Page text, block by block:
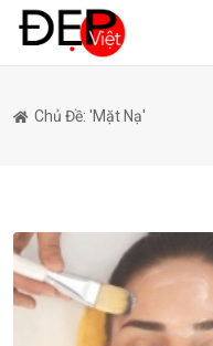
Chủ Đề: 'mặt Nạ'